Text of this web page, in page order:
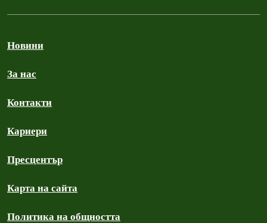
Новини
За нас
Контакти
Кариери
Пресцентър
Карта на сайта
Политика на общността